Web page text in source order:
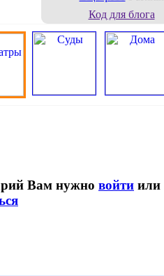
Код для блога
Вам нужно войти или